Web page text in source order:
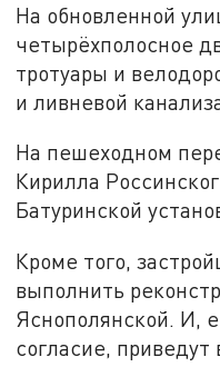
На обновленной
четырёхполосное
тротуары и
и ливневой
На пешеходном
Кирилла
Батуринской
Кроме того,
выполнить
Яснополянской. И,
согласие,